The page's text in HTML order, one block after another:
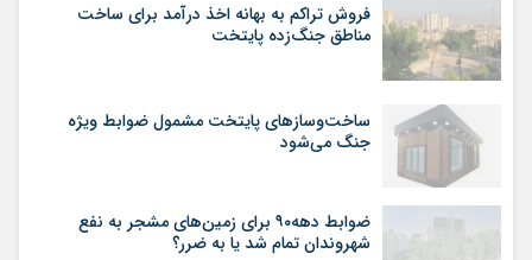
فروش تراکم به بهانه اخذ درآمد برای ساخت
مناطق جنگ‌زده پایتخت
ساخت‌وسازهای پایتخت مشمول ضوابط ویژه
جنگ می‌شود
ضوابط دهه۹۰ برای زمین‌های مشجر به نفع
شهروندان تمام شد یا به ضرر؟